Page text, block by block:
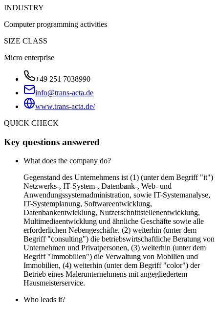
INDUSTRY
Computer programming activities
SIZE CLASS
Micro enterprise
+49 251 7038990
info@trans-acta.de
www.trans-acta.de/
QUICK CHECK
Key questions answered
What does the company do?
Gegenstand des Unternehmens ist (1) (unter dem Begriff "it")
Netzwerks-, IT-System-, Datenbank-, Web- und
Anwendungssystemadministration, sowie IT-Systemanalyse,
IT-Systemplanung, Softwareentwicklung,
Datenbankentwicklung, Nutzerschnittstellenentwicklung,
Multimediaentwicklung und ähnliche Geschäfte sowie alle
erforderlichen Nebengeschäfte. (2) weiterhin (unter dem
Begriff "consulting") die betriebswirtschaftliche Beratung von
Unternehmen und Privatpersonen, (3) weiterhin (unter dem
Begriff "Immobilien") die Verwaltung von Mobilien und
Immobilien, (4) weiterhin (unter dem Begriff "color") der
Betrieb eines Malerunternehmens mit angegliedertem
Hausmeisterservice.
Who leads it?